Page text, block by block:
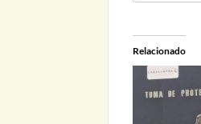
Relacionado